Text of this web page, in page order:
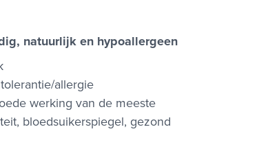
natuurlijk en hypoallergeen
allergie
werking van de meeste
bloedsuikerspiegel, gezond